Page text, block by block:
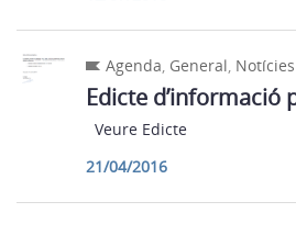
Agenda, General, Notícies
Edicte d’informació
Veure Edicte
21/04/2016